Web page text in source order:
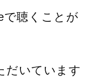
で聴くことが
だいています